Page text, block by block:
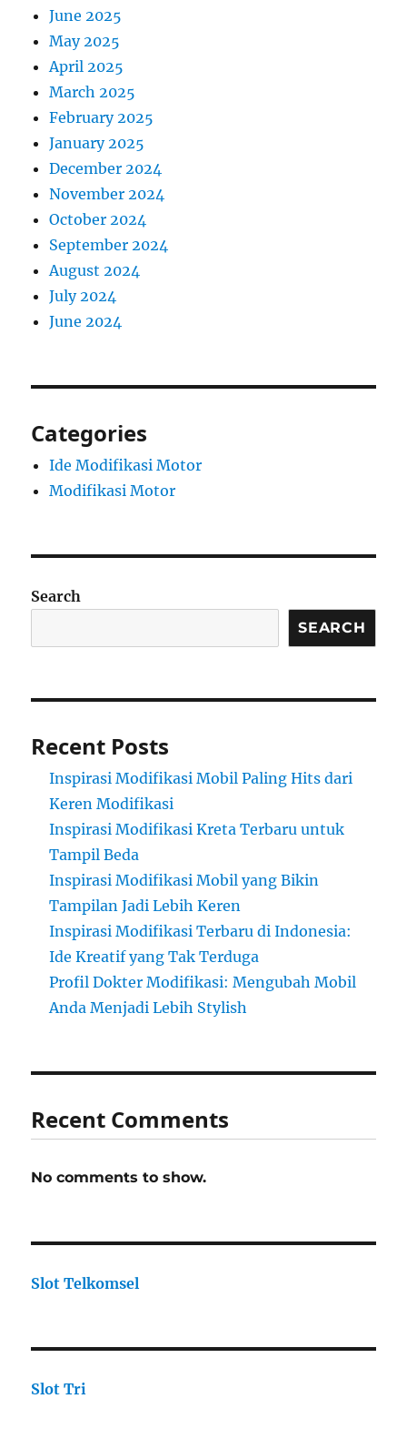
June 2025
May 2025
April 2025
March 2025
February 2025
January 2025
December 2024
November 2024
October 2024
September 2024
August 2024
July 2024
June 2024
Categories
Ide Modifikasi Motor
Modifikasi Motor
Search
SEARCH
Recent Posts
Inspirasi Modifikasi Mobil Paling Hits dari
Keren Modifikasi
Inspirasi Modifikasi Kreta Terbaru untuk
Tampil Beda
Inspirasi Modifikasi Mobil yang Bikin
Tampilan Jadi Lebih Keren
Inspirasi Modifikasi Terbaru di Indonesia:
Ide Kreatif yang Tak Terduga
Profil Dokter Modifikasi: Mengubah Mobil
Anda Menjadi Lebih Stylish
Recent Comments
No comments to show.
Slot Telkomsel
Slot Tri